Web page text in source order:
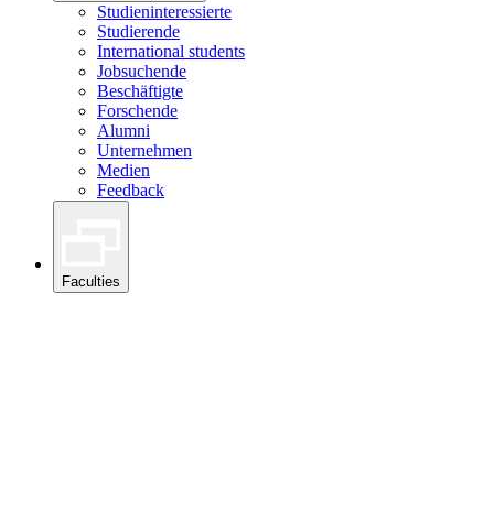
Studieninteressierte
Studierende
International students
Jobsuchende
Beschäftigte
Forschende
Alumni
Unternehmen
Medien
Feedback
Faculties